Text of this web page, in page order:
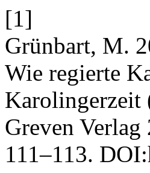
[1]
Grünbart, M.
Wie regierte
Karolingerzeit
Greven Verlag
111–113.